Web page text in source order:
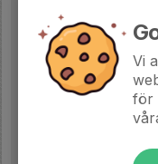
Vi
för